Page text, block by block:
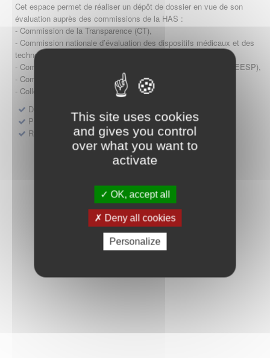
This site uses cookies
and gives you control
over what you want to
activate
OK, accept all
Deny all cookies
Personalize
Cet espace permet de réaliser un dépôt de dossier en vue de son
évaluation auprès des commissions de la HAS :
- Commission de la Transparence (CT),
- Commission nationale d’évaluation des dispositifs médicaux et des
technologies de santé (CNEDiMTS),
- Commission d'évaluation économique et de santé publique (CEESP),
- Commission technique des vaccinations (CTV)
- Collège HAS (Forfait innovation : DM, DM-DIV, actes)
Dépôt d'un dossier pour un produit de santé
Protocoles d'études post-inscription
Rencontres précoces